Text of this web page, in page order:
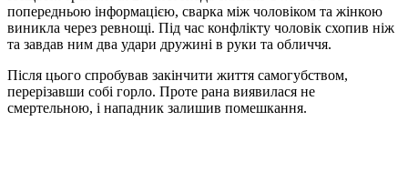
попередньою інформацією, сварка між чоловіком та жінкою
виникла через ревнощі. Під час конфлікту чоловік схопив ніж
та завдав ним два удари дружині в руки та обличчя.
Після цього спробував закінчити життя самогубством,
перерізавши собі горло. Проте рана виявилася не
смертельною, і нападник залишив помешкання.